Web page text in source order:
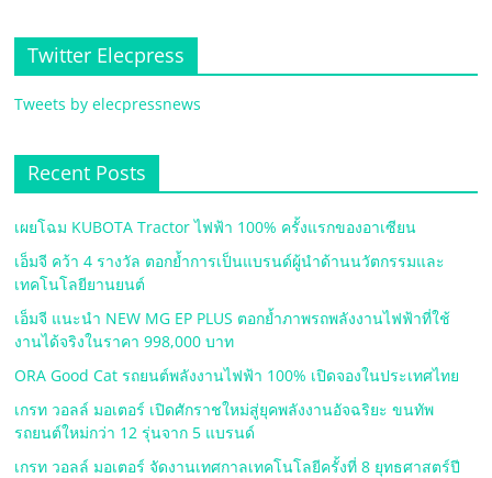
ไฟฟ้า
หมุนเวียน
Twitter Elecpress
Tweets by elecpressnews
Recent Posts
เผยโฉม KUBOTA Tractor ไฟฟ้า 100% ครั้งแรกของอาเซียน
เอ็มจี คว้า 4 รางวัล ตอกย้ำการเป็นแบรนด์ผู้นำด้านนวัตกรรมและ
เทคโนโลยียานยนต์
เอ็มจี แนะนำ NEW MG EP PLUS ตอกย้ำภาพรถพลังงานไฟฟ้าที่ใช้
งานได้จริงในราคา 998,000 บาท
ORA Good Cat รถยนต์พลังงานไฟฟ้า 100% เปิดจองในประเทศไทย
เกรท วอลล์ มอเตอร์ เปิดศักราชใหม่สู่ยุคพลังงานอัจฉริยะ ขนทัพ
รถยนต์ใหม่กว่า 12 รุ่นจาก 5 แบรนด์
เกรท วอลล์ มอเตอร์ จัดงานเทศกาลเทคโนโลยีครั้งที่ 8 ยุทธศาสตร์ปี